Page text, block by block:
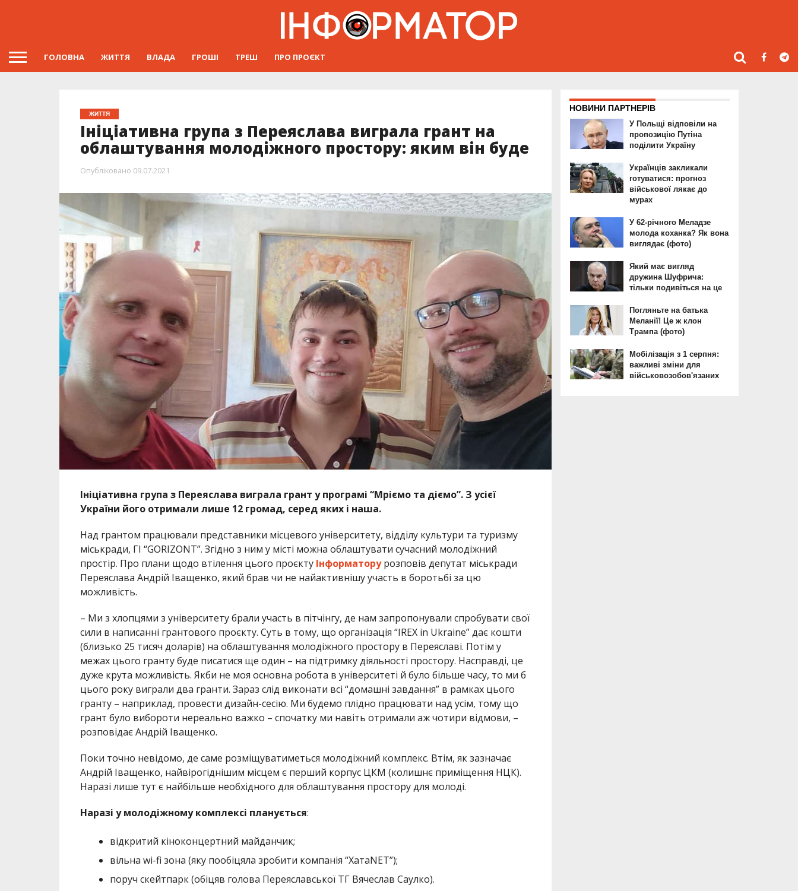
ГОЛОВНА ЖИТТЯ ВЛАДА ГРОШІ ТРЕШ ПРО ПРОЄКТ
ЖИТТЯ
Ініціативна група з Переяслава виграла грант на
облаштування молодіжного простору: яким він буде
Опубліковано 09.07.2021
Ініціативна група з Переяслава виграла грант у програмі “Мріємо та діємо”. З усієї
України його отримали лише 12 громад, серед яких і наша.
Над грантом працювали представники місцевого університету, відділу культури та туризму
міськради, ГІ “GORIZONT”. Згідно з ним у місті можна облаштувати сучасний молодіжний
простір. Про плани щодо втілення цього проєкту Інформаторурозповів депутат міськради
Переяслава Андрій Іващенко, який брав чи не найактивнішу участь в боротьбі за цю
можливість.
– Ми з хлопцями з університету брали участь в пітчінгу, де нам запропонували спробувати свої
сили в написанні грантового проєкту. Суть в тому, що організація “IREX in Ukraine” дає кошти
(близько 25 тисяч доларів) на облаштування молодіжного простору в Переяславі. Потім у
межах цього гранту буде писатися ще один – на підтримку діяльності простору. Насправді, це
дуже крута можливість. Якби не моя основна робота в університеті й було більше часу, то ми б
цього року виграли два гранти. Зараз слід виконати всі “домашні завдання” в рамках цього
гранту – наприклад, провести дизайн-сесію. Ми будемо плідно працювати над усім, тому що
грант було вибороти нереально важко – спочатку ми навіть отримали аж чотири відмови, –
розповідає Андрій Іващенко.
Поки точно невідомо, де саме розміщуватиметься молодіжний комплекс. Втім, як зазначає
Андрій Іващенко, найвірогіднішим місцем є перший корпус ЦКМ (колишнє приміщення НЦК).
Наразі лише тут є найбільше необхідного для облаштування простору для молоді.
Наразі у молодіжному комплексі планується:
відкритий кіноконцертний майданчик;
вільна wi-fi зона (яку пообіцяла зробити компанія “ХатаNET”);
поруч скейтпарк (обіцяв голова Переяславської ТГ Вячеслав Саулко).